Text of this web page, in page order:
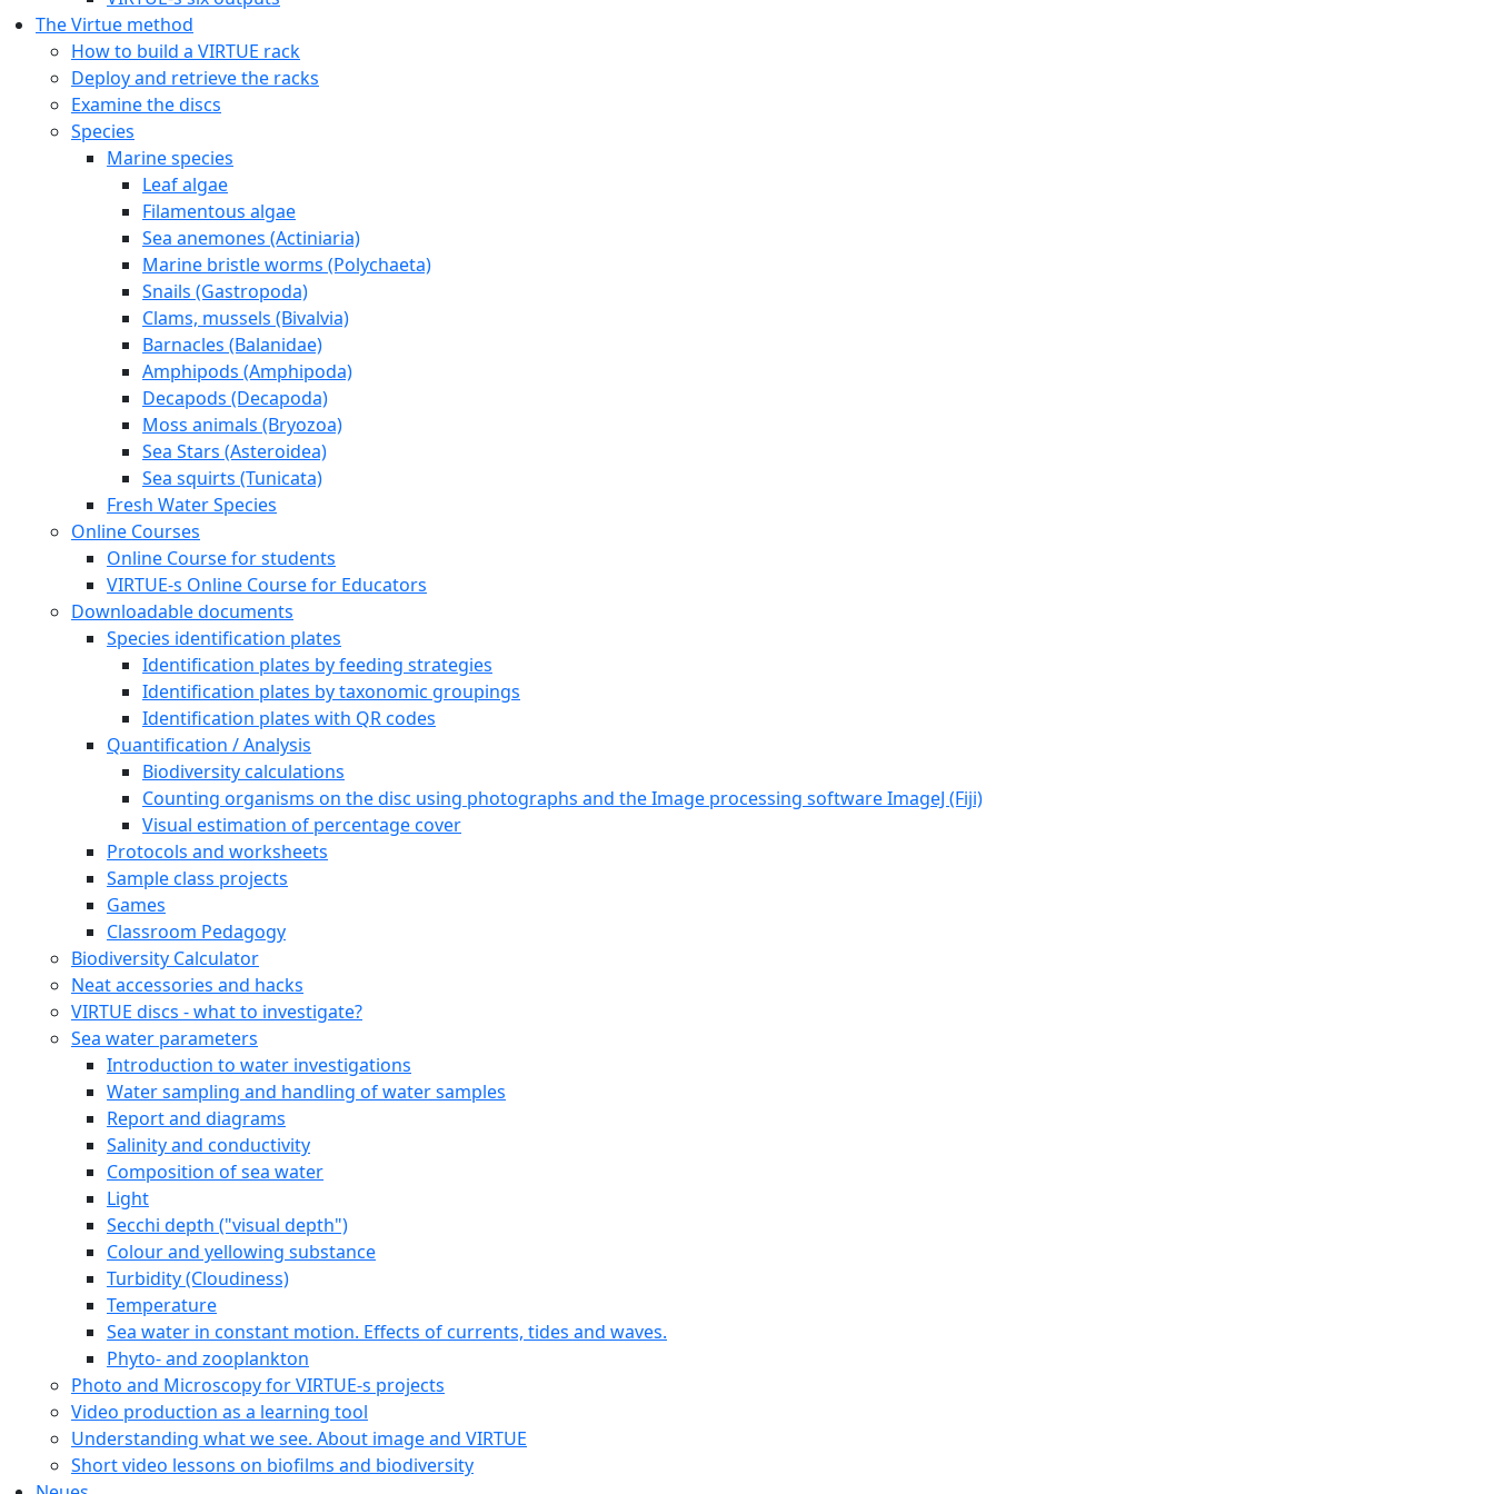
The Virtue method
How to build a VIRTUE rack
Deploy and retrieve the racks
Examine the discs
Species
Marine species
Leaf algae
Filamentous algae
Sea anemones (Actiniaria)
Marine bristle worms (Polychaeta)
Snails (Gastropoda)
Clams, mussels (Bivalvia)
Barnacles (Balanidae)
Amphipods (Amphipoda)
Decapods (Decapoda)
Moss animals (Bryozoa)
Sea Stars (Asteroidea)
Sea squirts (Tunicata)
Fresh Water Species
Online Courses
Online Course for students
VIRTUE-s Online Course for Educators
Downloadable documents
Species identification plates
Identification plates by feeding strategies
Identification plates by taxonomic groupings
Identification plates with QR codes
Quantification / Analysis
Biodiversity calculations
Counting organisms on the disc using photographs and the Image processing software ImageJ (Fiji)
Visual estimation of percentage cover
Protocols and worksheets
Sample class projects
Games
Classroom Pedagogy
Biodiversity Calculator
Neat accessories and hacks
VIRTUE discs - what to investigate?
Sea water parameters
Introduction to water investigations
Water sampling and handling of water samples
Report and diagrams
Salinity and conductivity
Composition of sea water
Light
Secchi depth ("visual depth")
Colour and yellowing substance
Turbidity (Cloudiness)
Temperature
Sea water in constant motion. Effects of currents, tides and waves.
Phyto- and zooplankton
Photo and Microscopy for VIRTUE-s projects
Video production as a learning tool
Understanding what we see. About image and VIRTUE
Short video lessons on biofilms and biodiversity